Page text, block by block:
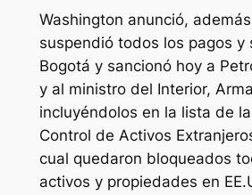
Washington anunció,
suspendió todos los pagos y
Bogotá y sancionó hoy a
y al ministro del Interior,
incluyéndolos en la lista de
Control de Activos
cual quedaron bloqueados
activos y propiedades en